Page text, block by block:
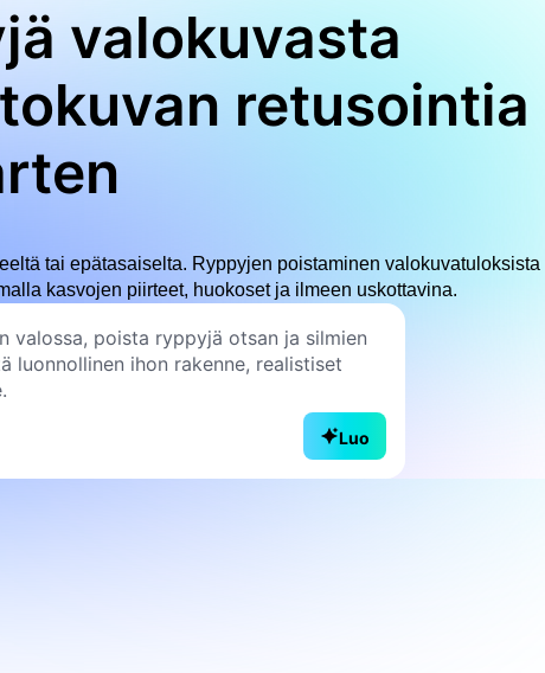
valokuvasta
retusointia
tai epätasaiselta. Ryppyjen poistaminen valokuvatuloksista
kasvojen piirteet, huokoset ja ilmeen uskottavina.
Luo